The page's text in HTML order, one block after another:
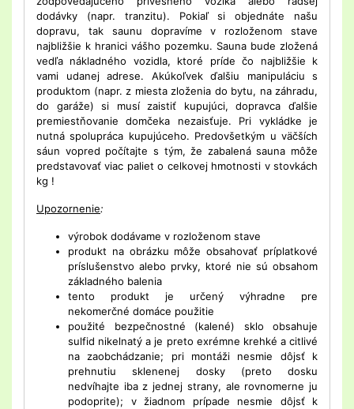
dodávky (napr. tranzitu). Pokiaľ si objednáte našu
dopravu, tak saunu dopravíme v rozloženom stave
najbližšie k hranici vášho pozemku. Sauna bude zložená
vedľa nákladného vozidla, ktoré príde čo najbližšie k
vami udanej adrese. Akúkoľvek ďalšiu manipuláciu s
produktom (napr. z miesta zloženia do bytu, na záhradu,
do garáže) si musí zaistiť kupujúci, dopravca ďalšie
premiestňovanie domčeka nezaisťuje. Pri vykládke je
nutná spolupráca kupujúceho. Predovšetkým u väčších
sáun vopred počítajte s tým, že zabalená sauna môže
predstavovať viac paliet o celkovej hmotnosti v stovkách
kg !
Upozornenie:
výrobok dodávame v rozloženom stave
produkt na obrázku môže obsahovať príplatkové
príslušenstvo alebo prvky, ktoré nie sú obsahom
základného balenia
tento produkt je určený výhradne pre
nekomerčné domáce použitie
použité bezpečnostné (kalené) sklo obsahuje
sulfid nikelnatý a je preto exrémne krehké a citlivé
na zaobchádzanie; pri montáži nesmie dôjsť k
prehnutiu sklenenej dosky (preto dosku
nedvíhajte iba z jednej strany, ale rovnomerne ju
podoprite); v žiadnom prípade nesmie dôjsť k